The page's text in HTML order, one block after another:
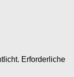
Erforderliche